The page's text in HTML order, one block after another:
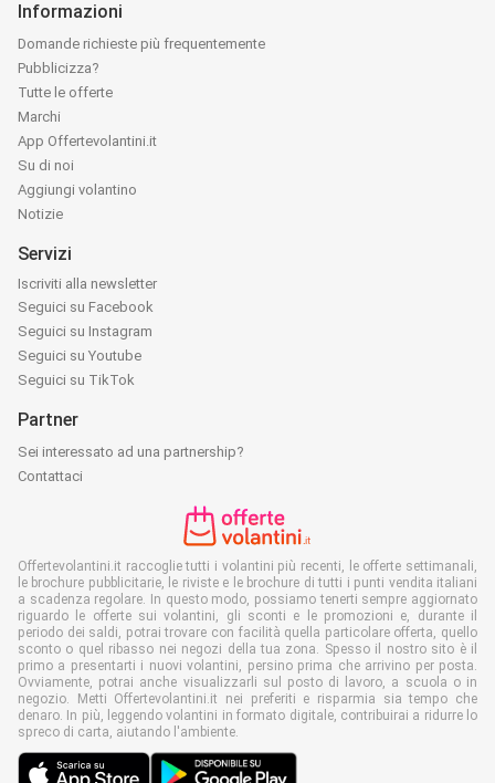
Informazioni
Domande richieste più frequentemente
Pubblicizza?
Tutte le offerte
Marchi
App Offertevolantini.it
Su di noi
Aggiungi volantino
Notizie
Servizi
Iscriviti alla newsletter
Seguici su Facebook
Seguici su Instagram
Seguici su Youtube
Seguici su TikTok
Partner
Sei interessato ad una partnership?
Contattaci
Offertevolantini.it raccoglie tutti i volantini più recenti, le offerte settimanali,
le brochure pubblicitarie, le riviste e le brochure di tutti i punti vendita italiani
a scadenza regolare. In questo modo, possiamo tenerti sempre aggiornato
riguardo le offerte sui volantini, gli sconti e le promozioni e, durante il
periodo dei saldi, potrai trovare con facilità quella particolare offerta, quello
sconto o quel ribasso nei negozi della tua zona. Spesso il nostro sito è il
primo a presentarti i nuovi volantini, persino prima che arrivino per posta.
Ovviamente, potrai anche visualizzarli sul posto di lavoro, a scuola o in
negozio. Metti Offertevolantini.it nei preferiti e risparmia sia tempo che
denaro. In più, leggendo volantini in formato digitale, contribuirai a ridurre lo
spreco di carta, aiutando l'ambiente.